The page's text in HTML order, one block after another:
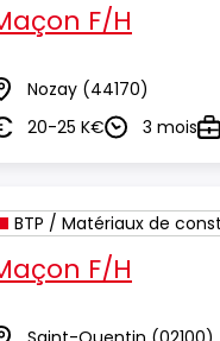
Favoris
F/H
Nozay (44170)
20-25 K€Durée3 mois
BTP / Matériaux de
F/H